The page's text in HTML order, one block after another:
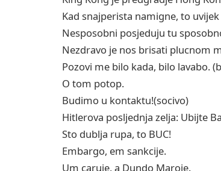
Kad snajperista namigne, to
Nesposobni posjeduju tu
Nezdravo je nos brisati plucnom
Pozovi me bilo kada, bilo lavabo.
O tom potop.
Budimo u kontaktu!(socivo)
Hitlerova posljednja zelja: Ubijte
Sto dublja rupa, to BUC!
Embargo, em sankcije.
Um caruje, a Dundo Maroje.